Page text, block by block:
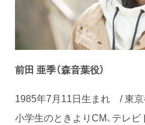
前田 亜季（森音葉役）
1985年7月11日生まれ / 東
小学生のときよりCM、テレ